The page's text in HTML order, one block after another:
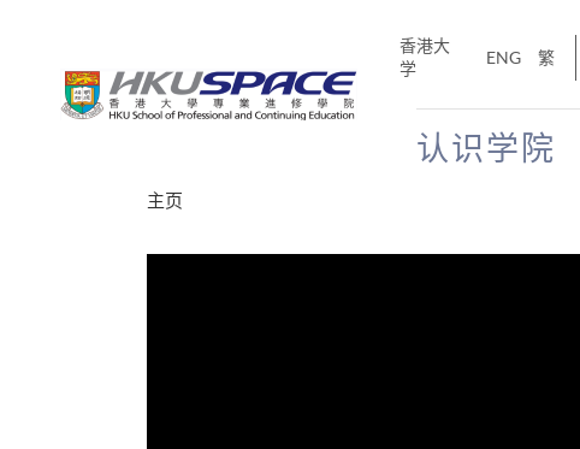
香港大
学
ENG 繁
认识学院
主页